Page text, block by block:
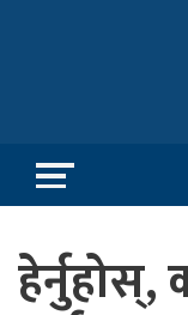
हेर्नुहोस्,